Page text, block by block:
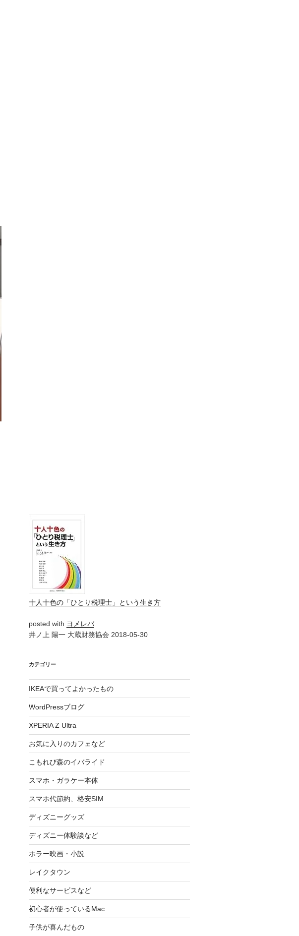
十人十色の「ひとり税理士」という生き方
posted with ヨメレバ
井ノ上 陽一 大蔵財務協会 2018-05-30
カテゴリー
IKEAで買ってよかったもの
WordPressブログ
XPERIA Z Ultra
お気に入りのカフェなど
こもれび森のイバライド
スマホ・ガラケー本体
スマホ代節約、格安SIM
ディズニーグッズ
ディズニー体験談など
ホラー映画・小説
レイクタウン
便利なサービスなど
初心者が使っているMac
子供が喜んだもの